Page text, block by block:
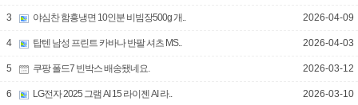
3 야심찬 함흥냉면 10인분 비빔장500g 개.. 2026-04-09
4 탑텐 남성 프린트 카바나 반팔 셔츠 MS.. 2026-04-03
5 쿠팡 폴드7 빈박스 배송됐네요. 2026-03-12
6 LG전자 2025 그램 AI 15 라이젠 AI 라.. 2026-03-10